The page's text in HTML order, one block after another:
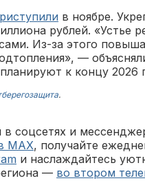
в ноябре.
рублей. «Устье
Из-за этого
—
к концу 2026
.
соцсетях и
MAX, получайте
и наслаждайтесь
— во втором